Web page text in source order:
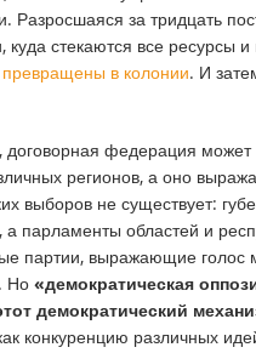
Разросшаяся за тридцать
куда стекаются все ресурсы
превращены в колонии. И
договорная федерация
регионов, а оно
выборов не существует:
а парламенты областей и
партии, выражающие голос
Но «демократическая
демократический
конкуренцию различных